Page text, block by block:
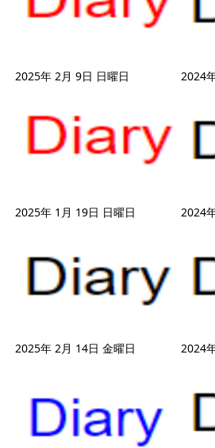
2025年 2月 9日 日曜日 2024
2025年 1月 19日 日曜日 2024
2025年 2月 14日 金曜日 2024